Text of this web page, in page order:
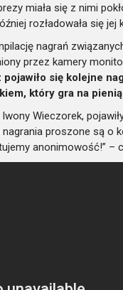
miała się z nimi
rozładowała się
nagrań
przez kamery
pojawiło się kolejne
który gra na
Wieczorek,
proszone są o
anonimowość!” –